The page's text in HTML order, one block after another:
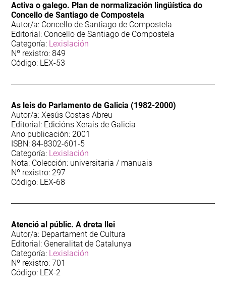
Activa o galego. Plan de normalización lingüística do
Concello de Santiago de Compostela
Autor/a: Concello de Santiago de Compostela
Editorial: Concello de Santiago de Compostela
Categoría: Lexislación
Nº rexistro: 849
Código: LEX-53
As leis do Parlamento de Galicia (1982-2000)
Autor/a: Xesús Costas Abreu
Editorial: Edicións Xerais de Galicia
Ano publicación: 2001
ISBN: 84-8302-601-5
Categoría: Lexislación
Nota: Colección: universitaria / manuais
Nº rexistro: 297
Código: LEX-68
Atenció al públic. A dreta llei
Autor/a: Departament de Cultura
Editorial: Generalitat de Catalunya
Categoría: Lexislación
Nº rexistro: 701
Código: LEX-2